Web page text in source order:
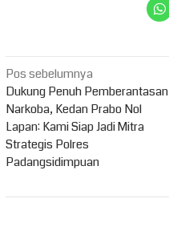
Navigasi
pos
Pos sebelumnya
Dukung Penuh Pemberantasan
Narkoba, Kedan Prabo Nol
Lapan: Kami Siap Jadi Mitra
Strategis Polres
Padangsidimpuan